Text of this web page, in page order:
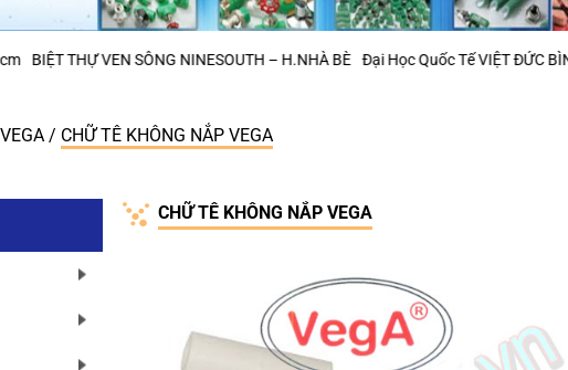
VEN SÔNG NINESOUTH – H.NHÀ BÈ Đại Học Quốc Tế VIỆT ĐỨC BÌNH DƯƠNG
VEGA / CHỮ TÊ KHÔNG NẮP VEGA
CHỮ TÊ KHÔNG NẮP VEGA